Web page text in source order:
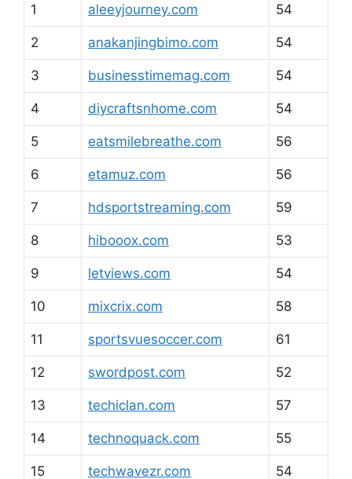
1 aleeyjourney.com 54
2 anakanjingbimo.com 54
3 businesstimemag.com 54
4 diycraftsnhome.com 54
5 eatsmilebreathe.com 56
6 etamuz.com 56
7 hdsportstreaming.com 59
8 hibooox.com 53
9 letviews.com 54
10 mixcrix.com 58
11 sportsvuesoccer.com 61
12 swordpost.com 52
13 techiclan.com 57
14 technoquack.com 55
15 techwavezr.com 54